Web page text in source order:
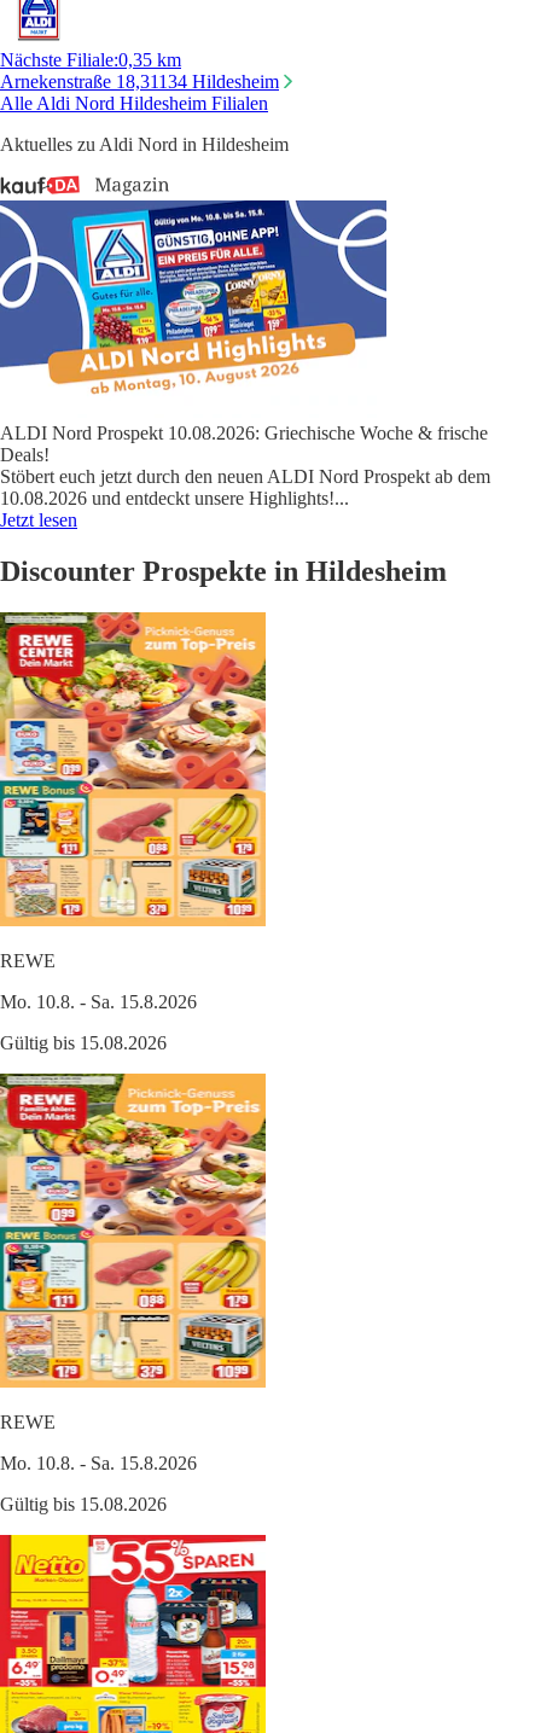
Nächste Filiale:0,35 km
Arnekenstraße 18,31134 Hildesheim
Alle Aldi Nord Hildesheim Filialen
Aktuelles zu Aldi Nord in Hildesheim
ALDI Nord Prospekt 10.08.2026: Griechische Woche & frische
Deals!
Stöbert euch jetzt durch den neuen ALDI Nord Prospekt ab dem
10.08.2026 und entdeckt unsere Highlights!...
Jetzt lesen
Discounter Prospekte in Hildesheim
REWE
Mo. 10.8. - Sa. 15.8.2026
Gültig bis 15.08.2026
REWE
Mo. 10.8. - Sa. 15.8.2026
Gültig bis 15.08.2026